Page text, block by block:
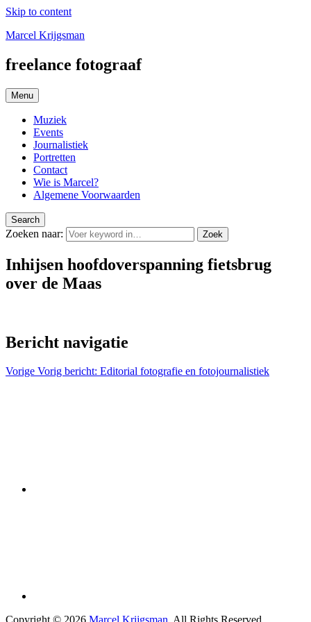
Skip to content
Marcel Krijgsman
freelance fotograaf
Menu
Muziek
Events
Journalistiek
Portretten
Contact
Wie is Marcel?
Algemene Voorwaarden
Search
Zoeken naar: Zoek
Inhijsen hoofdoverspanning fietsbrug
over de Maas
Bericht navigatie
Vorige Vorig bericht: Editorial fotografie en fotojournalistiek